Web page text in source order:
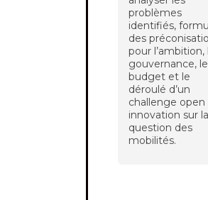
problèmes
identifiés,
des
pour l’ambition,
gouvernance, le
budget et le
déroulé d’un
challenge open
innovation sur la
question des
mobilités.